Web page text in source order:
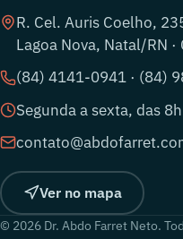
R. Cel. Auris Coelho,
Lagoa Nova, Natal/RN
(84) 4141-0941 · (84)
Segunda a sexta, das
Ver no mapa
© 2026 Dr. Abdo Farret Neto.